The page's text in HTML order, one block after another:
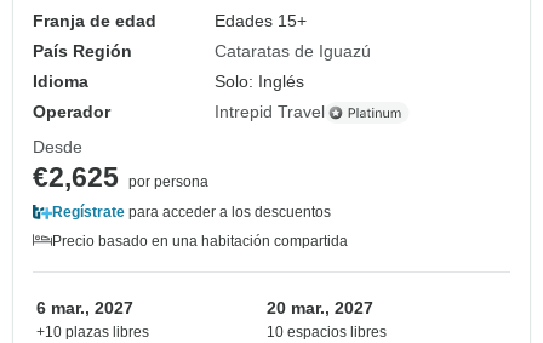
Franja de edad
Edades 15+
País Región
Cataratas de Iguazú
Idioma
Solo: Inglés
Operador
Intrepid Travel
Desde
€2,625 por persona
Regístrate para acceder a los descuentos
Precio basado en una habitación compartida
6 mar., 2027
+10 plazas libres
20 mar., 2027
10 espacios libres